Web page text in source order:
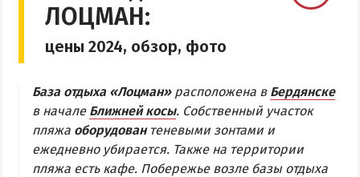
Бердянская коса
Ближняя коса
Средняя коса
Дальняя коса
ЛОЦМАН:
цены 2024, обзор, фото
База отдыха «Лоцман»расположена в Бердянске
в начале Ближней косы. Собственный участок
пляжа оборудовантеневыми зонтами и
ежедневно убирается. Также на территории
пляжа есть кафе. Побережье возле базы отдыха